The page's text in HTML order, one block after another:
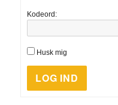
Kodeord:
Husk mig
LOG IND